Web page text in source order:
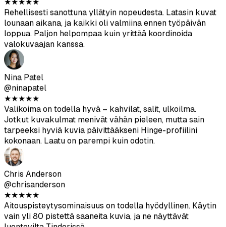
kuvat näyttävät hieman liian viimeistellyiltä, mutta suurin
osa sulautuu täydellisesti omiin kuviini.
Jake Morrison
@jakemorrison
★★★
Rehellisesti sanottuna yllätyin nopeudesta. Latasin kuvat
lounaan aikana, ja kaikki oli valmiina ennen työpäivän
loppua. Paljon helpompaa kuin yrittää koordinoida
valokuvaajan kanssa.
Nina Patel
@ninapatel
★★★
Valikoima on todella hyvä – kahvilat, salit, ulkoilma.
Jotkut kuvakulmat menivät vähän pieleen, mutta sain
tarpeeksi hyviä kuvia päivittääkseni Hinge-profiilini
kokonaan. Laatu on parempi kuin odotin.